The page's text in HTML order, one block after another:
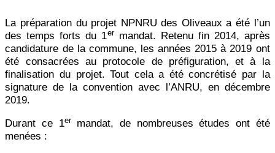
La préparation du projet NPNRU des Oliveaux a été l’un
des temps forts du 1er
mandat. Retenu fin 2014, après
candidature de la commune, les années 2015 à 2019 ont
été consacrées au protocole de préfiguration, et à la
finalisation du projet. Tout cela a été concrétisé par la
signature de la convention avec l’ANRU, en décembre
2019.
Durant ce 1er
mandat, de nombreuses études ont été
menées :